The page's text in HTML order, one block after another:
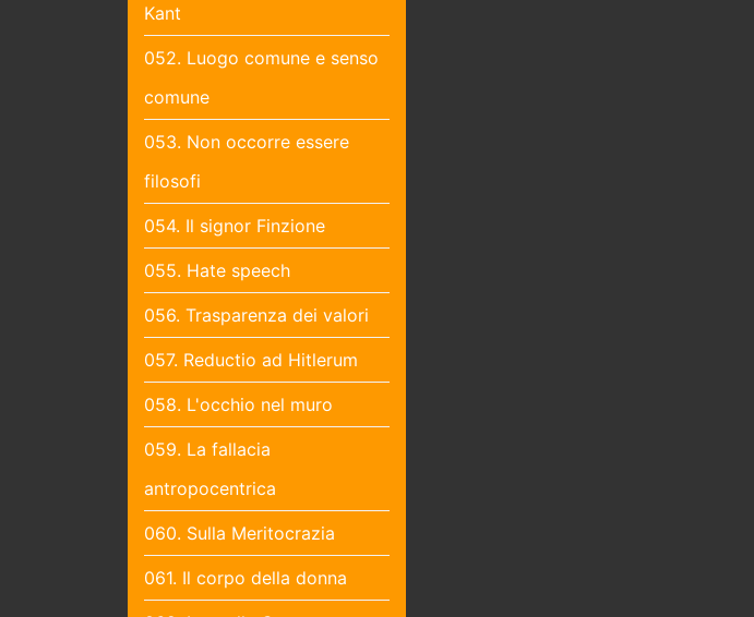
Kant
052. Luogo comune e senso
comune
053. Non occorre essere
filosofi
054. Il signor Finzione
055. Hate speech
056. Trasparenza dei valori
057. Reductio ad Hitlerum
058. L'occhio nel muro
059. La fallacia
antropocentrica
060. Sulla Meritocrazia
061. Il corpo della donna